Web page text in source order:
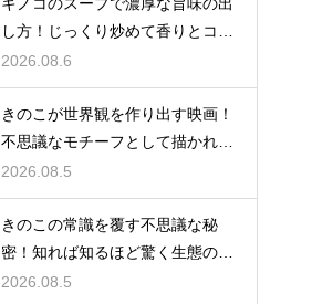
し方！じっくり炒めて香りとコク
を引き出す秘訣
2026.08.6
きのこが世界観を作り出す映画！
不思議なモチーフとして描かれる
名作
2026.08.5
きのこの常識を覆す不思議な秘
密！知れば知るほど驚く生態のラ
ンキング
2026.08.5